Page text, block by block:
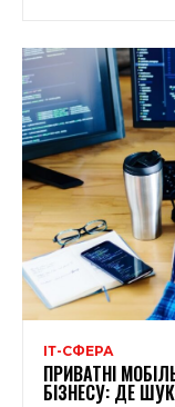
ІТ-СФЕРА
ПРИВАТНІ
БІЗНЕСУ: ДЕ